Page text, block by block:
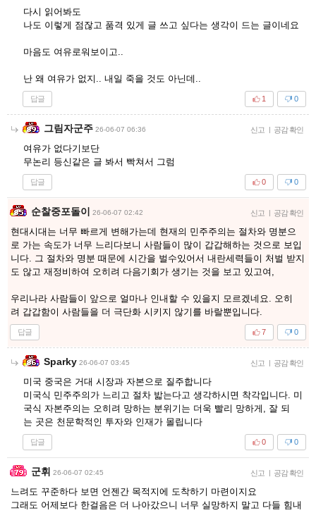
다시 읽어봐도
나도 이렇게 점잖고 품격 있게 글 쓰고 싶다는 생각이 드는 글이네요
마음도 여유로워보이고..
난 왜 여유가 없지.. 내일 죽을 것도 아닌데..
답글 0
1
그림자군주 26-06-07 06:36 신고 | 공감 확인
여유가 없다기보단
무논리 등신같은 글 봐서 빡쳐서 그럼
답글 0
0
순찰중포돌이 26-06-07 02:42 신고 | 공감 확인
현대시대는 너무 빠르게 변해가는데 현재의 민주주의는 절차와 명분으
로 가는 속도가 너무 느리다보니 사람들이 많이 갑갑해하는 것으로 보입
니다. 그 절차와 명분 때문에 시간을 벌수있어서 내란세력들이 처벌 받지
도 않고 재정비하여 오히려 다음기회가 생기는 것을 보고 있고여,
우리나라 사람들이 앞으로 얼마나 인내할 수 있을지 모르겠네요. 오히
려 갑갑함이 사람들을 더 극단화 시키지 않기를 바랄뿐입니다.
답글 0
7
Sparky 26-06-07 03:45 신고 | 공감 확인
미국 중국은 거대 시장과 자본으로 질주합니다
미국식 민주주의가 느리고 절차 밟는다고 생각하시면 착각입니다. 미
국식 자본주의는 오히려 망하는 분위기는 더욱 빨리 망하게, 잘 되
는 곳은 천문학적인 투자와 인재가 몰립니다
답글 0
0
군휘 26-06-07 02:45 신고 | 공감 확인
느려도 꾸준하다 보면 언젠간 목적지에 도착하기 마련이지요
그래도 어제보다 한걸음은 더 나아갔으니 너무 실망하지 말고 다들 힘내